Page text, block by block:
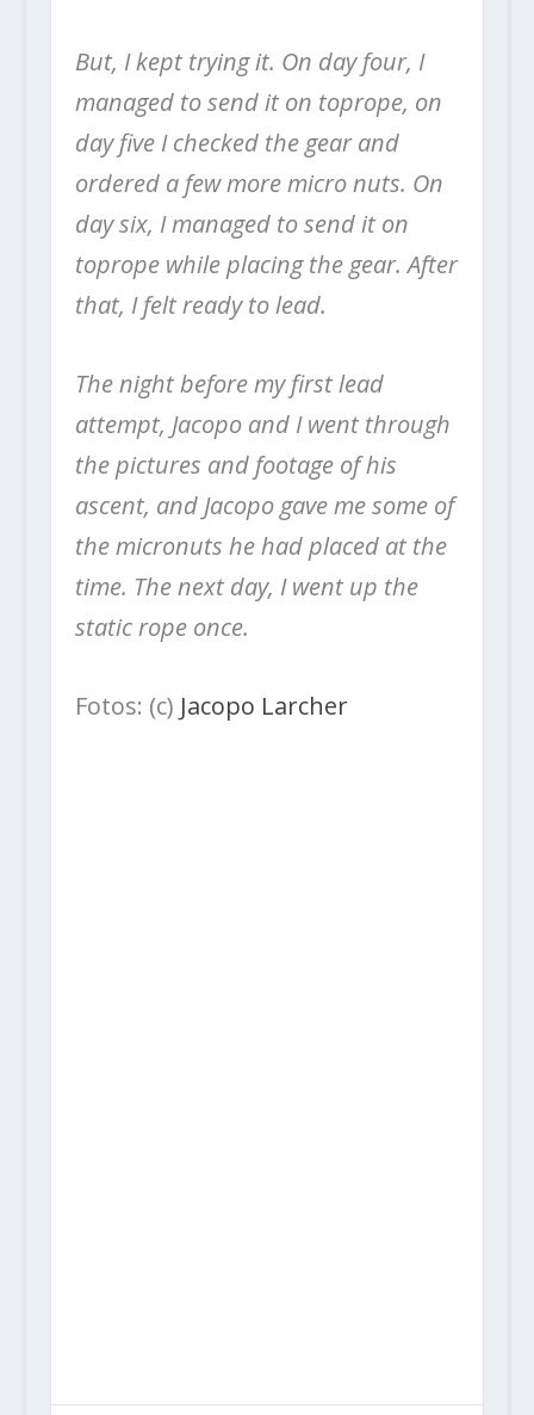
But, I kept trying it. On day four, I
managed to send it on toprope, on
day five I checked the gear and
ordered a few more micro nuts. On
day six, I managed to send it on
toprope while placing the gear. After
that, I felt ready to lead.
The night before my first lead
attempt, Jacopo and I went through
the pictures and footage of his
ascent, and Jacopo gave me some of
the micronuts he had placed at the
time. The next day, I went up the
static rope once.
Fotos: (c) Jacopo Larcher